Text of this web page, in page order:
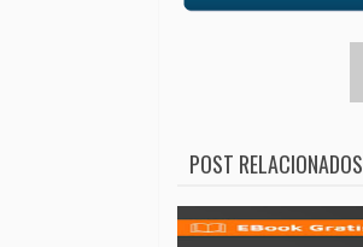
POST RELACIONADOS